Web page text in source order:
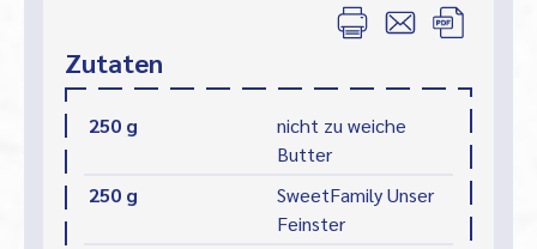
Zutaten
250 g
nicht zu weiche
Butter
250 g
SweetFamily Unser
Feinster